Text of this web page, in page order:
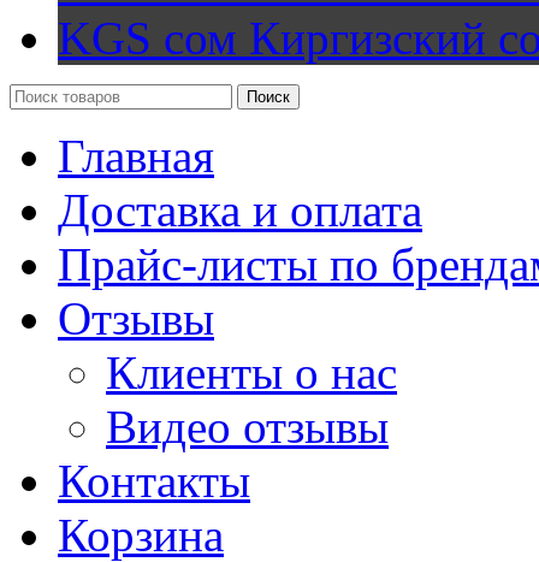
KGS сом Киргизский
Поиск
Главная
Доставка и оплата
Прайс-листы по
Отзывы
Клиенты о нас
Видео отзывы
Контакты
Корзина